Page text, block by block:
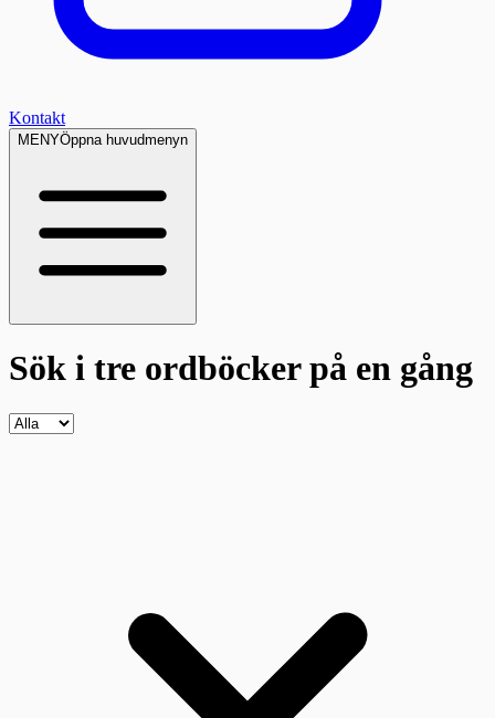
Kontakt
MENYÖppna huvudmenyn
Sök i tre ordböckerpå en gång